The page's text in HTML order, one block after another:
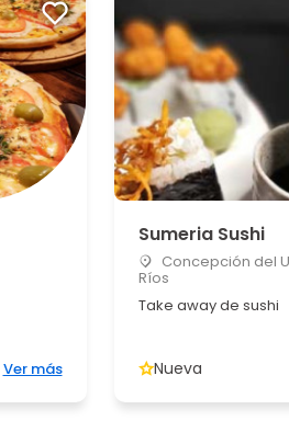
Ver más
Sumeria Sushi
Concepción del
Ríos
Take away de sushi
Nueva